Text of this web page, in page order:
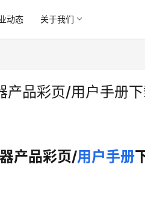
动态 关于我们
品彩页/用户手册
产品彩页/用户手册